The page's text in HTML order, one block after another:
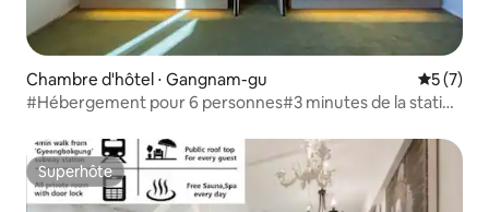
Chambre d'hôtel ⋅ Gangnam-gu
5 (7)
#Hébergement pour 6 personnes#3 minutes de la station
disponible#Consigne à bagages gratuite#Netflix#Famille
Superhôte
Superhôte